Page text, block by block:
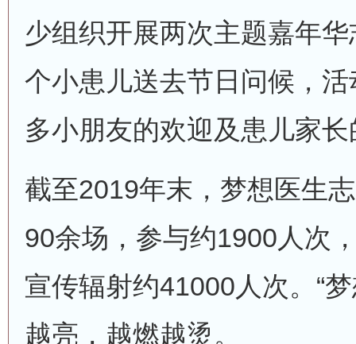
少组织开展两次主题嘉年
个小患儿送去节日问候，
多小朋友的欢迎及患儿家
截至2019年末，梦想医生
90余场，参与约1900人次
宣传辐射约41000人次。“
越亮，越燃越烫。